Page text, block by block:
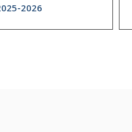
2026